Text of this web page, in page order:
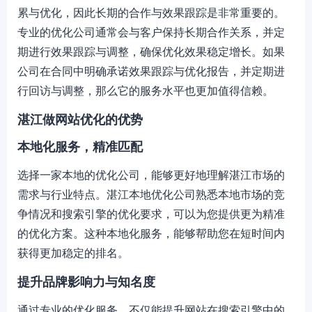
累与优化，因此长期的合作与效果跟踪是非常重要的。
专业的优化公司通常会与客户保持长期合作关系，并定
期进行效果跟踪与调整，确保优化效果稳定增长。如果
公司在合同中明确承诺效果跟踪与优化报告，并定期进
行回访与调整，那么它的服务水平也更加值得信赖。
湛江做网站优化的优势
本地化服务，精准匹配
选择一家本地的优化公司，能够更好地理解湛江市场的
需求与行业特点。湛江本地优化公司熟悉本地市场的竞
争情况和搜索引擎的优化要求，可以为您提供更为精准
的优化方案。这种本地化服务，能够帮助您在短时间内
获得更加稳定的排名。
提升品牌影响力与知名度